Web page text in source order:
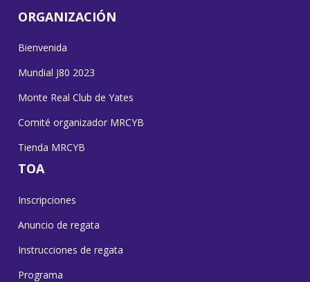
ORGANIZACIÓN
Bienvenida
Mundial J80 2023
Monte Real Club de Yates
Comité organizador MRCYB
Tienda MRCYB
TOA
Inscripciones
Anuncio de regata
Instrucciones de regata
Programa